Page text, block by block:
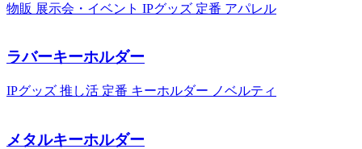
物販 展示会・イベント IPグッズ 定番 アパレル
ラバーキーホルダー
IPグッズ 推し活 定番 キーホルダー ノベルティ
メタルキーホルダー